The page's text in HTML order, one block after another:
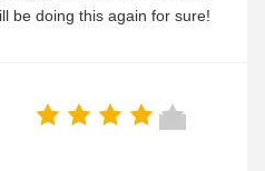
be doing this again for sure!